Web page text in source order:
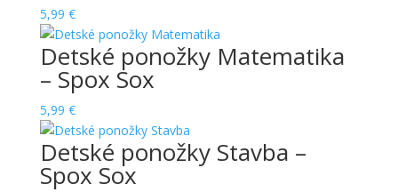
5,99 €
Detské ponožky Matematika
– Spox Sox
5,99 €
Detské ponožky Stavba –
Spox Sox